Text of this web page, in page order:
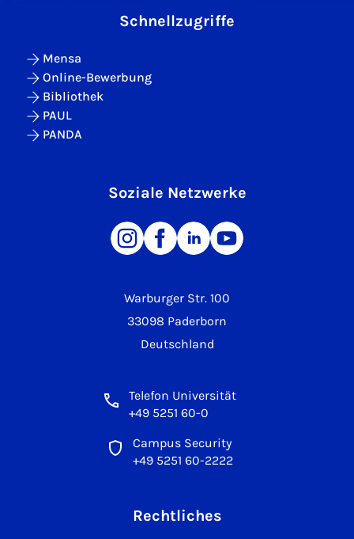
Warburger Str. 100
33098 Paderborn
Deutschland
Telefon Universität
+49 5251 60-0
Campus Security
+49 5251 60-2222
Schnellzugriffe
Mensa
Online-Bewerbung
Bibliothek
PAUL
PANDA
Soziale Netzwerke
Rechtliches